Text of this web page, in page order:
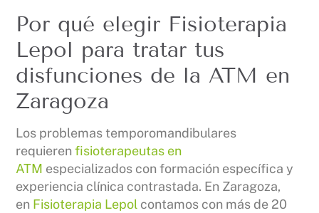
Por qué elegir Fisioterapia
Lepol para tratar tus
disfunciones de la ATM en
Zaragoza
Los problemas temporomandibulares
requierenfisioterapeutas en
ATM especializados con formación específica y
experiencia clínica contrastada. En Zaragoza,
en Fisioterapia Lepol contamos con más de 20